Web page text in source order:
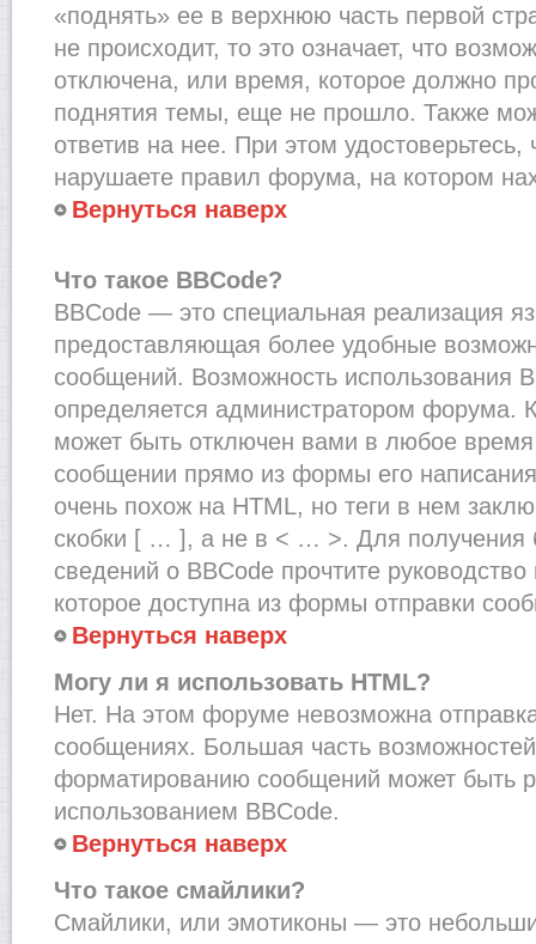
«поднять» ее в верхнюю часть первой
не происходит, то это означает, что
отключена, или время, которое должно
поднятия темы, еще не прошло. Также
ответив на нее. При этом
нарушаете правил форума, на котором
Вернуться наверх
Что такое BBCode?
BBCode — это специальная реализация
предоставляющая более удобные
сообщений. Возможность использования
определяется администратором форума.
может быть отключен вами в любое
сообщении прямо из формы его
очень похож на HTML, но теги в нем
скобки [ … ], а не в < … >. Для получения
сведений о BBCode прочтите
которое доступна из формы отправки
Вернуться наверх
Могу ли я использовать HTML?
Нет. На этом форуме невозможна
сообщениях. Большая часть
форматированию сообщений может быть
использованием BBCode.
Вернуться наверх
Что такое смайлики?
Смайлики, или эмотиконы — это